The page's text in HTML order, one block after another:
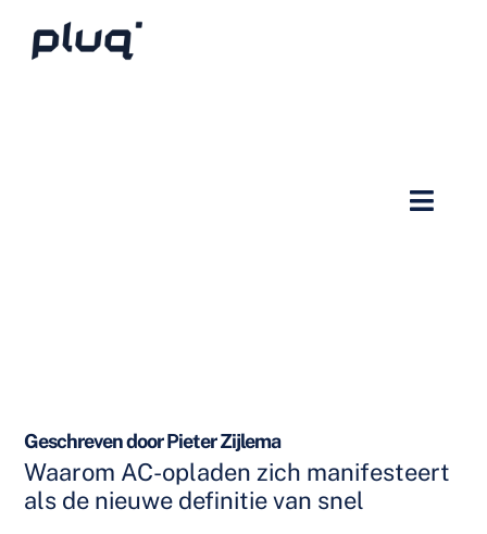
Geschreven door Pieter Zijlema
Waarom AC-opladen zich manifesteert
als de nieuwe definitie van snel